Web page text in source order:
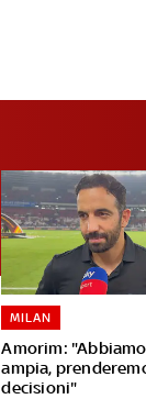
Amorim:
ampia,
decisioni"
MILAN